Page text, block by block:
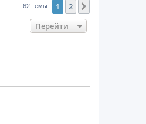
62 темы 1 2
Перейти